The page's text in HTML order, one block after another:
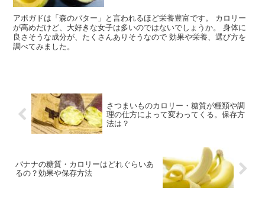
アボガドは「森のバター」と言われるほど栄養豊富です。 カロリー
が高めだけど、大好きな女子は多いのではないでしょうか。 身体に
良さそうな成分が、たくさんありそうなので 効果や栄養、選び方を
調べてみました。
さつまいものカロリー・糖質が種類や調
理の仕方によって変わってくる。保存方
法は？
バナナの糖質・カロリーはどれぐらいあ
るの？効果や保存方法